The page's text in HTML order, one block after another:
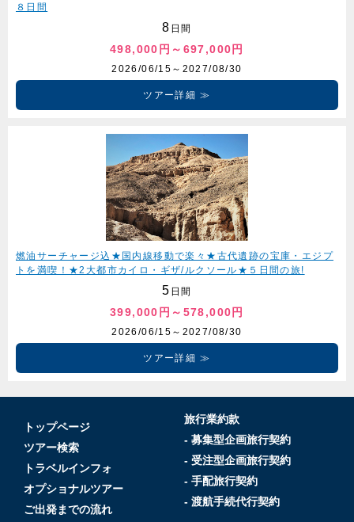
８日間
8 日間
498,000円～697,000円
2026/06/15～2027/08/30
ツアー詳細
燃油サーチャージ込★国内線移動で楽々★古代遺跡の宝庫・エジプ
トを満喫！★2大都市カイロ・ギザ/ルクソール★５日間の旅!
5 日間
399,000円～578,000円
2026/06/15～2027/08/30
ツアー詳細
トップページ
ツアー検索
トラベルインフォ
オプショナルツアー
ご出発までの流れ
旅行業約款
- 募集型企画旅行契約
- 受注型企画旅行契約
- 手配旅行契約
- 渡航手続代行契約